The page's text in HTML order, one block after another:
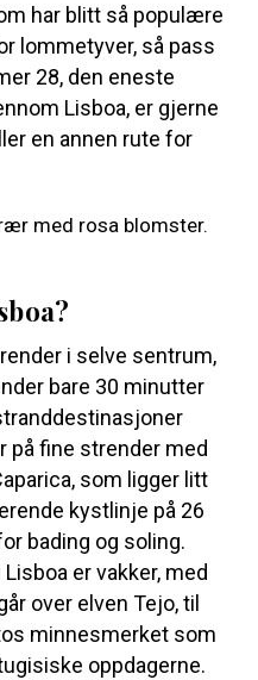
har blitt så populære
lommetyver, så pass
28, den eneste
Lisboa, er gjerne
en annen rute for
i selve sentrum,
bare 30 minutter
på fine strender med
som ligger litt
kystlinje på 26
bading og soling.
er vakker, med
over elven Tejo, til
minnesmerket som
oppdagerne.